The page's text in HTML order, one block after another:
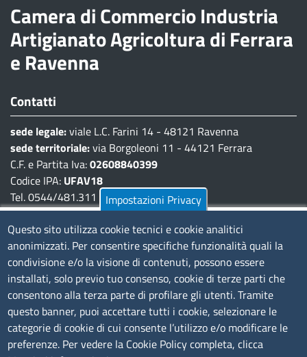
Camera di Commercio Industria
Artigianato Agricoltura di Ferrara
e Ravenna
Contatti
sede legale:viale L.C. Farini 14 - 48121 Ravenna
sede territoriale:via Borgoleoni 11 - 44121 Ferrara
C.F. e Partita Iva:02608840399
Codice IPA: UFAV18
Tel. 0544/481.311 - 0532/783.711
Pec:cciaa@pec.fera.camcom.it
Amministrazione Trasparente
Bandi di gara
Bilanci
Concorsi e selezioni
Procedimenti
Provvedimenti
Impostazioni Privacy
Questo sito utilizza cookie tecnici e cookie analitici
anonimizzati. Per consentire specifiche funzionalità quali la
condivisione e/o la visione di contenuti, possono essere
installati, solo previo tuo consenso, cookie di terze parti che
consentono alla terza parte di profilare gli utenti. Tramite
questo banner, puoi accettare tutti i cookie, selezionare le
categorie di cookie di cui consente l’utilizzo e/o modificare le
preferenze. Per vedere la Cookie Policy completa, clicca